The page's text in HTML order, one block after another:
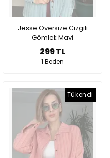
Jesse Oversize Cizgili
Gömlek Mavi
299 TL
1 Beden
Tükendi